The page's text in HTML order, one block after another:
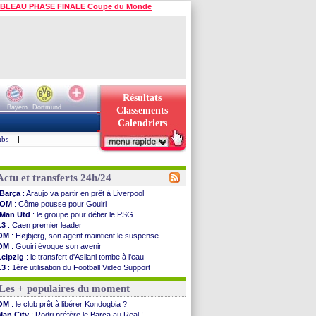
PHASE FINALE Coupe du Monde
Bayern
Dortmund
Résultats
Classements
Calendriers
|
et transferts 24h/24
Barça : Araujo va partir en prêt à Liverpool
OM : Côme pousse pour Gouiri
Man Utd : le groupe pour défier le PSG
: Caen premier leader
: Højbjerg, son agent maintient le suspense
: Gouiri évoque son avenir
: le transfert d'Asllani tombe à l'eau
: 1ère utilisation du Football Video Support
: Benatia envoie une pique à Longoria
: Al-Ahli veut Pape Gueye
: la dernière saison de Fonseca ?
: un nouveau prétendant pour Højbjerg
+ populaires du moment
: le club prêt à libérer Kondogbia ?